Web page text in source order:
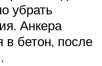
убрать
Анкера
в бетон, после